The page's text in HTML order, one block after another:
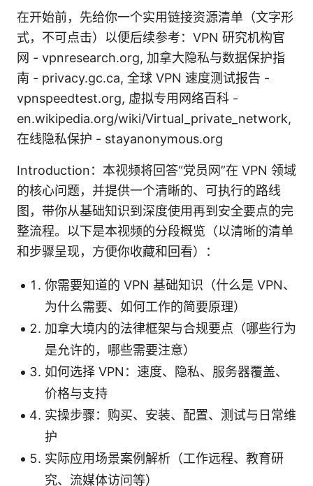
在开始前，先给你一个实用链接资源清单（文字形
式，不可点击）以便后续参考：VPN 研究机构官
网 - vpnresearch.org, 加拿大隐私与数据保护指
南 - privacy.gc.ca, 全球 VPN 速度测试报告 -
vpnspeedtest.org, 虚拟专用网络百科 -
en.wikipedia.org/wiki/Virtual_private_network,
在线隐私保护 - stayanonymous.org
Introduction：本视频将回答“党员网”在 VPN 领域
的核心问题，并提供一个清晰的、可执行的路线
图，带你从基础知识到深度使用再到安全要点的完
整流程。以下是本视频的分段概览（以清晰的清单
和步骤呈现，方便你收藏和回看）：
你需要知道的 VPN 基础知识（什么是 VPN、
为什么需要、如何工作的简要原理）
加拿大境内的法律框架与合规要点（哪些行为
是允许的，哪些需要注意）
如何选择 VPN：速度、隐私、服务器覆盖、
价格与支持
实操步骤：购买、安装、配置、测试与日常维
护
实际应用场景案例解析（工作远程、教育研
究、流媒体访问等）